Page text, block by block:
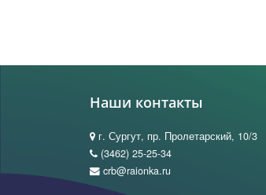
Наши контакты
г. Сургут, пр. Пролетарский, 10/3
(3462) 25-25-34
crb@raionka.ru